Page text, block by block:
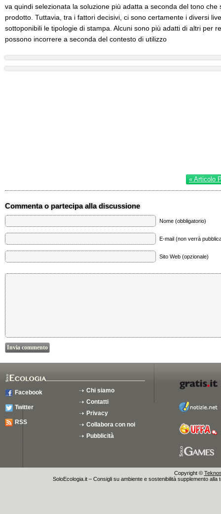
va quindi selezionata la soluzione più adatta a seconda del tono che
prodotto. Tuttavia, tra i fattori decisivi, ci sono certamente i diversi
sottoponibili le tipologie di stampa. Alcuni sono più adatti di altri per
possono incorrere a seconda del contesto di utilizzo
« Articolo
Commenta o partecipa alla discussione
Nome (obbligatorio)
E-mail (non verrà
Sito Web (opzionale)
Facebook
Twitter
RSS
Chi siamo
Contatti
Privacy
Collabora con noi
Pubblicità
Copyright ©
SoloEcologia.it – Consigli su ambiente e sostenibilità supplemento